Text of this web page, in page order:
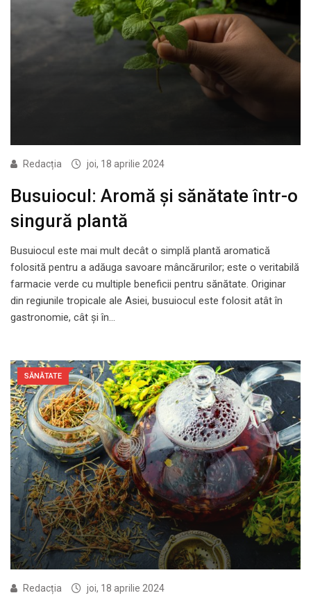
Redacția joi, 18 aprilie 2024
Busuiocul: Aromă și sănătate într-o
singură plantă
Busuiocul este mai mult decât o simplă plantă aromatică
folosită pentru a adăuga savoare mâncărurilor; este o veritabilă
farmacie verde cu multiple beneficii pentru sănătate. Originar
din regiunile tropicale ale Asiei, busuiocul este folosit atât în
gastronomie, cât și în…
SĂNĂTATE
Redacția joi, 18 aprilie 2024